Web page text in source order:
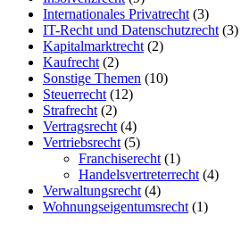
Internationales Privatrecht (3)
IT-Recht und Datenschutzrecht (3)
Kapitalmarktrecht (2)
Kaufrecht (2)
Sonstige Themen (10)
Steuerrecht (12)
Strafrecht (2)
Vertragsrecht (4)
Vertriebsrecht (5)
Franchiserecht (1)
Handelsvertreterrecht (4)
Verwaltungsrecht (4)
Wohnungseigentumsrecht (1)